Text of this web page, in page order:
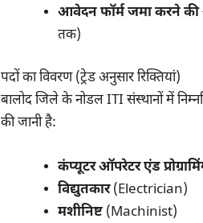
आवेदन फॉर्म जमा करने
तक)
पदों का विवरण (ट्रेड अनुसार रिक्तियां)
बालोद जिले के नोडल ITI संस्थानों में
की जानी है:
कंप्यूटर ऑपरेटर एंड
विद्युतकार(Electrician)
मशीनिष्ट(Machinist)